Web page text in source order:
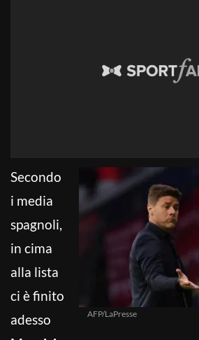
AFP/LaPresse
Secondo
i media
spagnoli,
in cima
alla lista
ci è finito
adesso